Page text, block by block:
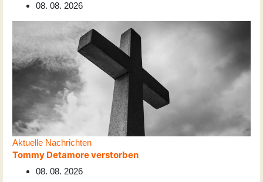
08. 08. 2026
Aktuelle Nachrichten
Tommy Detamore verstorben
08. 08. 2026